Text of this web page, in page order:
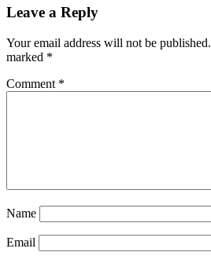
Leave a Reply
Your email address will not be published.
marked *
Comment *
Name
Email